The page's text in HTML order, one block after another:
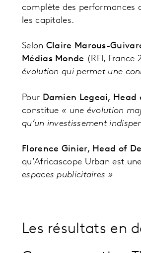
complète des performances
les capitales.
Selon Claire Marous-
Médias Monde (RFI, France
évolution qui permet une
Pour Damien Legeai,
constitue « une évolution
qu’un investissement
Florence Ginier, Head of
qu’Africascope Urban est une
espaces publicitaires »
Les résultats en